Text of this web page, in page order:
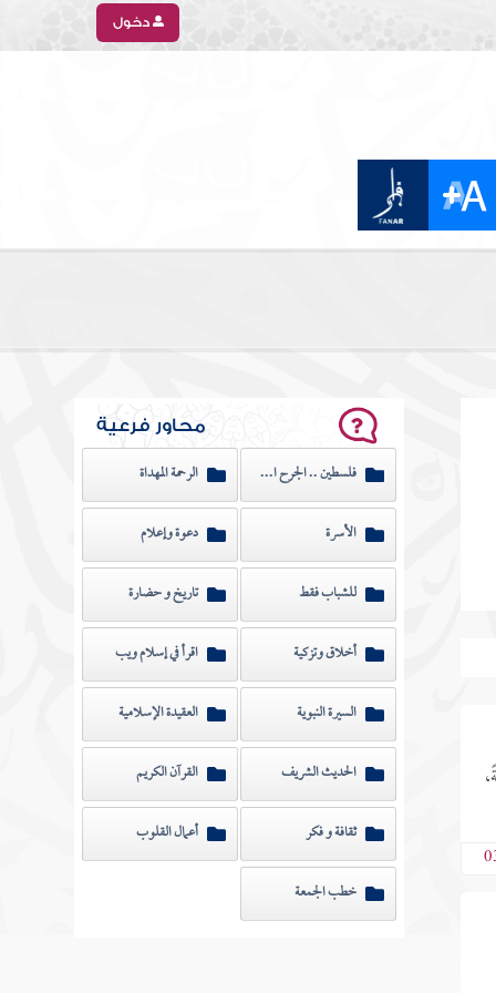
دخول
محاور فرعية
فلسطين .. الجرح النازف الرحمة المهداة
الأسرة دعوة وإعلام
للشباب فقط تاريخ و حضارة
أخلاق وتزكية اقرأ في إسلام ويب
السيرة النبوية العقيدة الإسلامية
الحديث الشريف القرآن الكريم
ثقافة و فكر أعمال القلوب
خطب الجمعة